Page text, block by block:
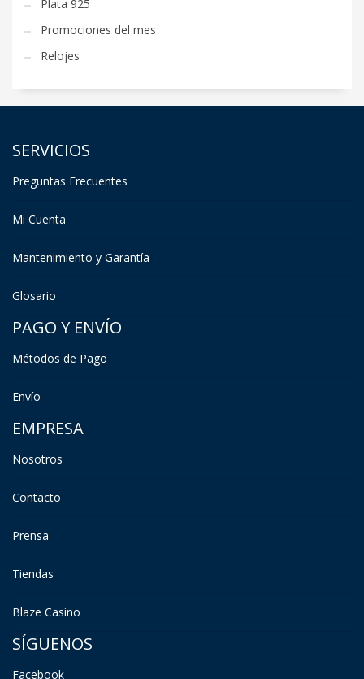
Plata 925
Promociones del mes
Relojes
SERVICIOS
Preguntas Frecuentes
Mi Cuenta
Mantenimiento y Garantía
Glosario
PAGO Y ENVÍO
Métodos de Pago
Envío
EMPRESA
Nosotros
Contacto
Prensa
Tiendas
Blaze Casino
SÍGUENOS
Facebook